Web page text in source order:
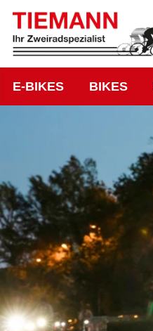
E-BIKES BIKES